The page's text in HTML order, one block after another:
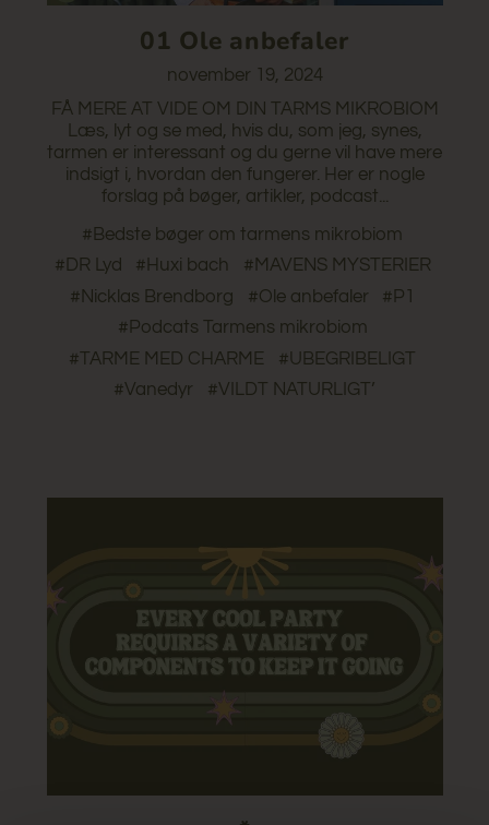
01 Ole anbefaler
november 19, 2024
FÅ MERE AT VIDE OM DIN TARMS MIKROBIOM
Læs, lyt og se med, hvis du, som jeg, synes,
tarmen er interessant og du gerne vil have mere
indsigt i, hvordan den fungerer. Her er nogle
forslag på bøger, artikler, podcast...
#Bedste bøger om tarmens mikrobiom
#DR Lyd
#Huxi bach
#MAVENS MYSTERIER
#Nicklas Brendborg
#Ole anbefaler
#P1
#Podcats Tarmens mikrobiom
#TARME MED CHARME
#UBEGRIBELIGT
#Vanedyr
#VILDT NATURLIGT’